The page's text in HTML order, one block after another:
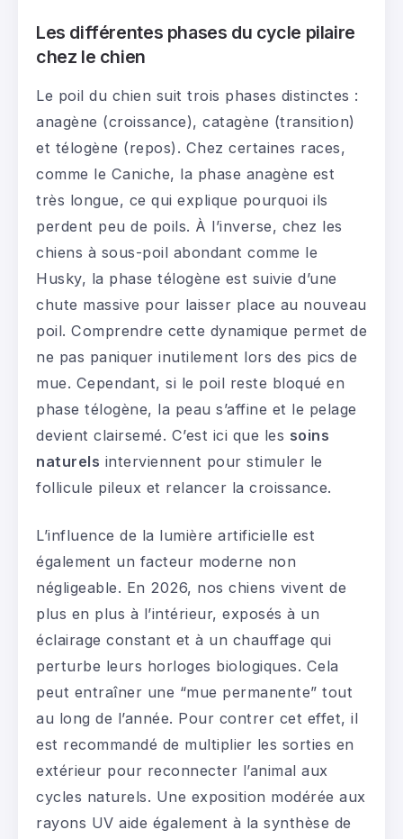
Les différentes phases du cycle pilaire
chez le chien
Le poil du chien suit trois phases distinctes :
anagène (croissance), catagène (transition)
et télogène (repos). Chez certaines races,
comme le Caniche, la phase anagène est
très longue, ce qui explique pourquoi ils
perdent peu de poils. À l’inverse, chez les
chiens à sous-poil abondant comme le
Husky, la phase télogène est suivie d’une
chute massive pour laisser place au nouveau
poil. Comprendre cette dynamique permet de
ne pas paniquer inutilement lors des pics de
mue. Cependant, si le poil reste bloqué en
phase télogène, la peau s’affine et le pelage
devient clairsemé. C’est ici que les soins
naturels interviennent pour stimuler le
follicule pileux et relancer la croissance.
L’influence de la lumière artificielle est
également un facteur moderne non
négligeable. En 2026, nos chiens vivent de
plus en plus à l’intérieur, exposés à un
éclairage constant et à un chauffage qui
perturbe leurs horloges biologiques. Cela
peut entraîner une “mue permanente” tout
au long de l’année. Pour contrer cet effet, il
est recommandé de multiplier les sorties en
extérieur pour reconnecter l’animal aux
cycles naturels. Une exposition modérée aux
rayons UV aide également à la synthèse de